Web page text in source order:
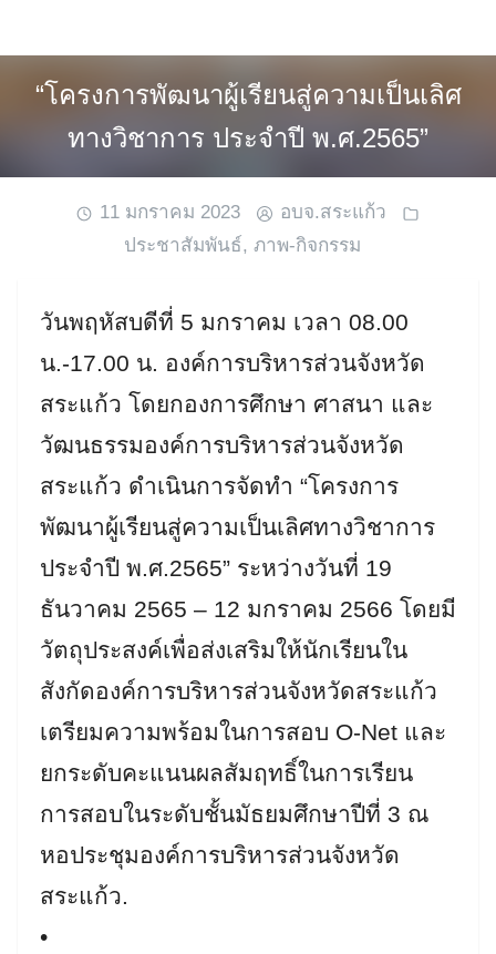
“โครงการพัฒนาผู้เรียนสู่ความเป็นเลิศ
ทางวิชาการ ประจำปี พ.ศ.2565”
11 มกราคม 2023
อบจ.สระแก้ว
ประชาสัมพันธ์, ภาพ-กิจกรรม
วันพฤหัสบดีที่ 5 มกราคม เวลา 08.00
น.-17.00 น. องค์การบริหารส่วนจังหวัด
สระแก้ว โดยกองการศึกษา ศาสนา และ
วัฒนธรรมองค์การบริหารส่วนจังหวัด
สระแก้ว ดำเนินการจัดทำ “โครงการ
พัฒนาผู้เรียนสู่ความเป็นเลิศทางวิชาการ
ประจำปี พ.ศ.2565” ระหว่างวันที่ 19
ธันวาคม 2565 – 12 มกราคม 2566 โดยมี
วัตถุประสงค์เพื่อส่งเสริมให้นักเรียนใน
สังกัดองค์การบริหารส่วนจังหวัดสระแก้ว
เตรียมความพร้อมในการสอบ O-Net และ
ยกระดับคะแนนผลสัมฤทธิ์ในการเรียน
การสอบในระดับชั้นมัธยมศึกษาปีที่ 3 ณ
หอประชุมองค์การบริหารส่วนจังหวัด
สระแก้ว.
•